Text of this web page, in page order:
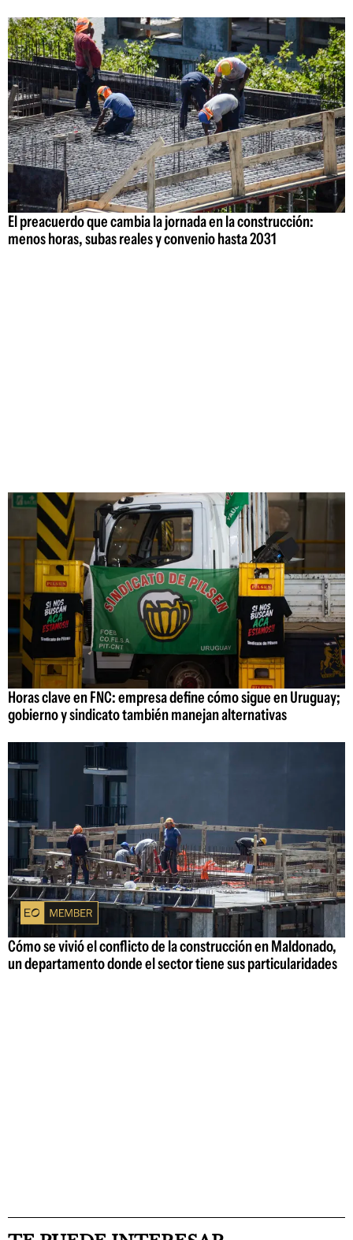
El preacuerdo que cambia la jornada en la construcción:
menos horas, subas reales y convenio hasta 2031
Horas clave en FNC: empresa define cómo sigue en Uruguay;
gobierno y sindicato también manejan alternativas
Cómo se vivió el conflicto de la construcción en Maldonado,
un departamento donde el sector tiene sus particularidades